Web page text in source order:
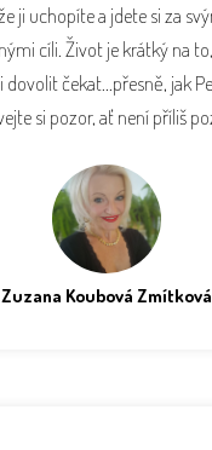
ji uchopíte a jdete si za
cíli. Život je krátký na
dovolit čekat…přesně, jak
si pozor, ať není příliš
Zuzana Koubová Zmítková